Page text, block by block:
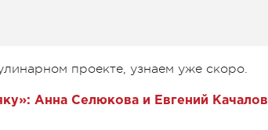
проекте, узнаем уже скоро.
Анна Селюкова и Евгений Качалов